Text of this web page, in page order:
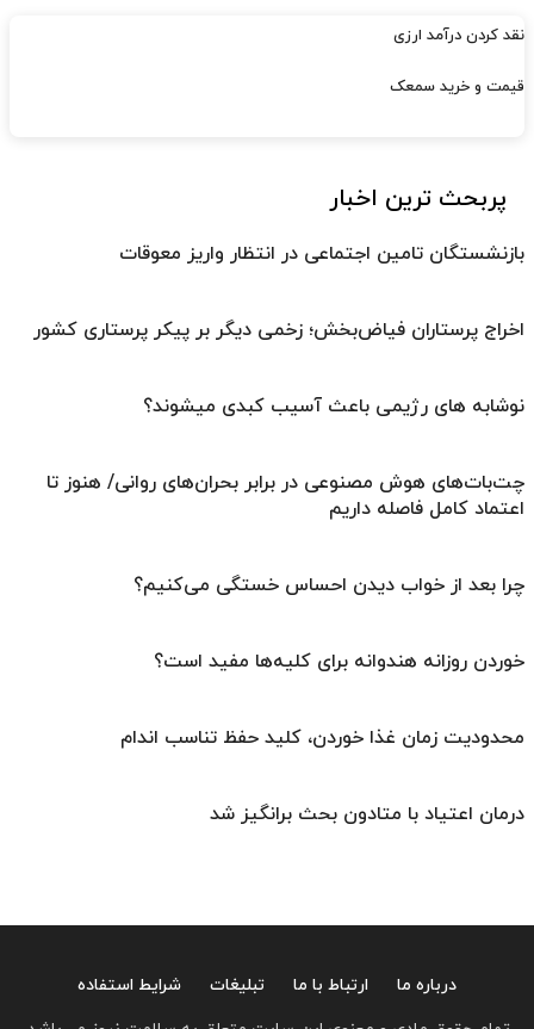
نقد کردن درآمد ارزی
قیمت و خرید سمعک
پربحث ترین اخبار
بازنشستگان تامین اجتماعی در انتظار واریز معوقات
اخراج پرستاران فیاض‌بخش؛ زخمی دیگر بر پیکر پرستاری کشور
نوشابه های رژیمی باعث آسیب کبدی میشوند؟
چت‌بات‌های هوش مصنوعی در برابر بحران‌های روانی/ هنوز تا
اعتماد کامل فاصله داریم
چرا بعد از خواب دیدن احساس خستگی می‌کنیم؟
خوردن روزانه هندوانه برای کلیه‌ها مفید است؟
محدودیت زمان غذا خوردن، کلید حفظ تناسب اندام
درمان اعتیاد با متادون بحث برانگیز شد
درباره ما ارتباط با ما تبلیغات
شرایط استفاده